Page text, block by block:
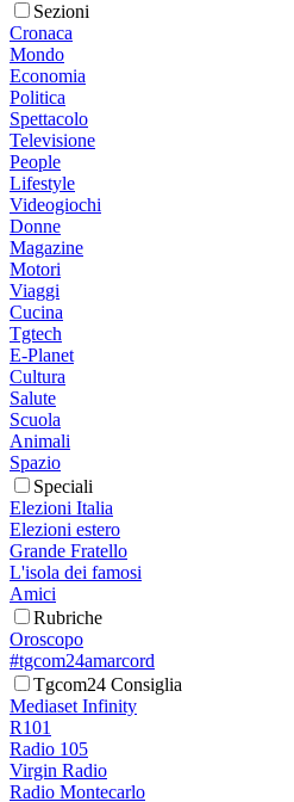
Sezioni
Cronaca
Mondo
Economia
Politica
Spettacolo
Televisione
People
Lifestyle
Videogiochi
Donne
Magazine
Motori
Viaggi
Cucina
Tgtech
E-Planet
Cultura
Salute
Scuola
Animali
Spazio
Speciali
Elezioni Italia
Elezioni estero
Grande Fratello
L'isola dei famosi
Amici
Rubriche
Oroscopo
#tgcom24amarcord
Tgcom24 Consiglia
Mediaset Infinity
R101
Radio 105
Virgin Radio
Radio Montecarlo